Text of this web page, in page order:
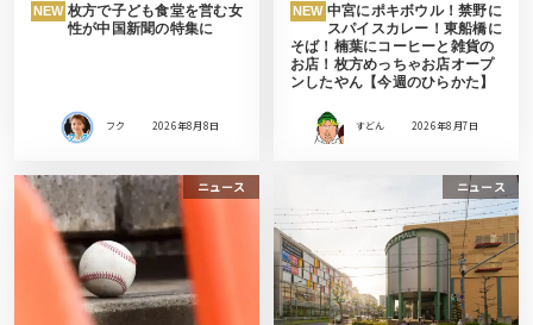
NEW 枚方で子ども食堂を営む女
性が中国新聞の特集に
フク 2026年8月8日
NEW 中宮にポキボウル！禁野に
スパイスカレー！東船橋に
そば！楠葉にコーヒーと雑貨の
お店！枚方めっちゃお店オープ
ンしたやん【今週のひらかた】
すどん 2026年8月7日
ニュース ニュース